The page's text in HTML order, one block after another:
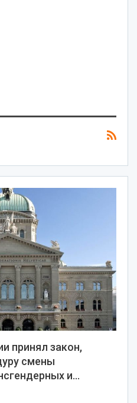
принял закон,
смены
и…